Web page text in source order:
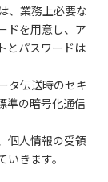
、業務上必要な
ドを用意し、ア
とパスワードは
タ伝送時のセキ
準の暗号化通信
個人情報の受領
きます。